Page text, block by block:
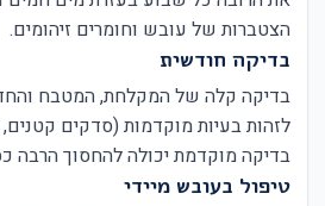
הצטברות של עובש וחומרים זיהומים.
בדיקה חודשית
בדיקה קלה של המקלחת, המטבח
לזהות בעיות מוקדמות (סדקים
בדיקה מוקדמת יכולה להחסוך הרבה
טיפול בעובש מיידי